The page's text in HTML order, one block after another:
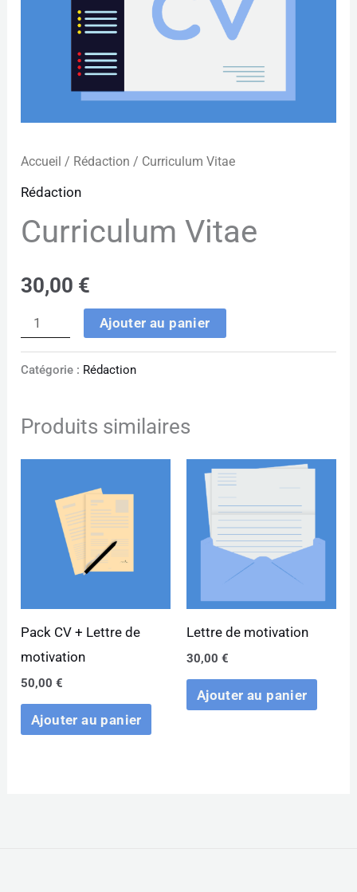
Accueil / Rédaction / Curriculum Vitae
Rédaction
Curriculum Vitae
30,00 €
Ajouter au panier
Catégorie : Rédaction
Produits similaires
Pack CV + Lettre de
motivation
50,00€
Ajouter au panier
Lettre de motivation
30,00 €
Ajouter au panier